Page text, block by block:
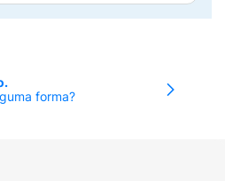
água. Para uma
Facial e Cetaphil®
Creme Hidratante
das crianças. Se
forma?